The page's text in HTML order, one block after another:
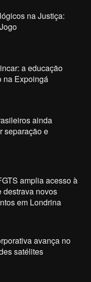
na Justiça:
a educação
na Expoingá
ainda
separação e
amplia acesso à
destrava novos
em Londrina
avança no
satélites